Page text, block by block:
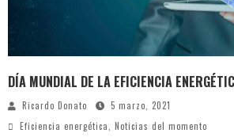
DÍA MUNDIAL DE LA EFICIENCIA
Ricardo Donato
5 marzo, 2021
Eficiencia energética, Noticias del momento